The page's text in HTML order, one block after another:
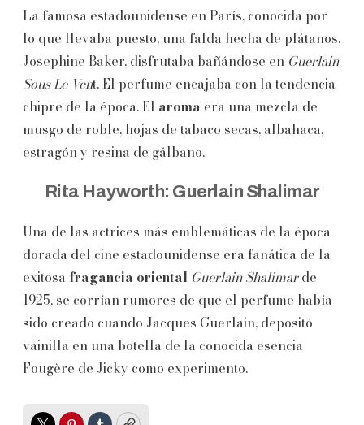
La famosa estadounidense en París, conocida por
lo que llevaba puesto, una falda hecha de plátanos,
Josephine Baker, disfrutaba bañándose en Guerlain
Sous Le Vent. El perfume encajaba con la tendencia
chipre de la época. El aroma era una mezcla de
musgo de roble, hojas de tabaco secas, albahaca,
estragón y resina de gálbano.
Rita Hayworth: Guerlain Shalimar
Una de las actrices más emblemáticas de la época
dorada del cine estadounidense era fanática de la
exitosa fragancia oriental Guerlain Shalimarde
1925, se corrían rumores de que el perfume había
sido creado cuando Jacques Guerlain, depositó
vainilla en una botella de la conocida esencia
Fougère de Jicky como experimento.